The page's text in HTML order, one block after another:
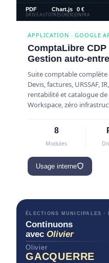
PDF
DRIVE AUTO
Chart.js
TRÉSORERIE
0 €
INFRA
APPLICATION · GOOGLE
ComptaLibre CDP
Gestion auto-
Suite comptable
Devis, factures, URSSAF,
rentabilité et catalogue
Workspace, zéro
8
Modules
Usage interne
ÉLECTIONS MUNICIPALES ·
Continuons
avec Olivier
Olivier
GACQUERRE